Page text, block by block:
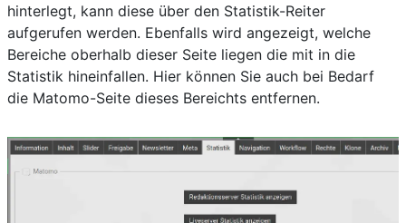
hinterlegt, kann diese über den Statistik-Reiter
aufgerufen werden. Ebenfalls wird angezeigt, welche
Bereiche oberhalb dieser Seite liegen die mit in die
Statistik hineinfallen. Hier können Sie auch bei Bedarf
die Matomo-Seite dieses Bereichts entfernen.